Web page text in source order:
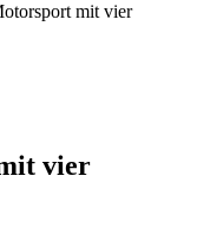
mit vier
vier